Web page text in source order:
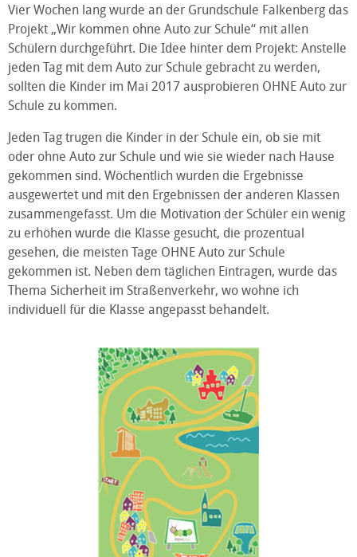
Vier Wochen lang wurde an der Grundschule Falkenberg das
Projekt „Wir kommen ohne Auto zur Schule“ mit allen
Schülern durchgeführt. Die Idee hinter dem Projekt: Anstelle
jeden Tag mit dem Auto zur Schule gebracht zu werden,
sollten die Kinder im Mai 2017 ausprobieren OHNE Auto zur
Schule zu kommen.
Jeden Tag trugen die Kinder in der Schule ein, ob sie mit
oder ohne Auto zur Schule und wie sie wieder nach Hause
gekommen sind. Wöchentlich wurden die Ergebnisse
ausgewertet und mit den Ergebnissen der anderen Klassen
zusammengefasst. Um die Motivation der Schüler ein wenig
zu erhöhen wurde die Klasse gesucht, die prozentual
gesehen, die meisten Tage OHNE Auto zur Schule
gekommen ist. Neben dem täglichen Eintragen, wurde das
Thema Sicherheit im Straßenverkehr, wo wohne ich
individuell für die Klasse angepasst behandelt.